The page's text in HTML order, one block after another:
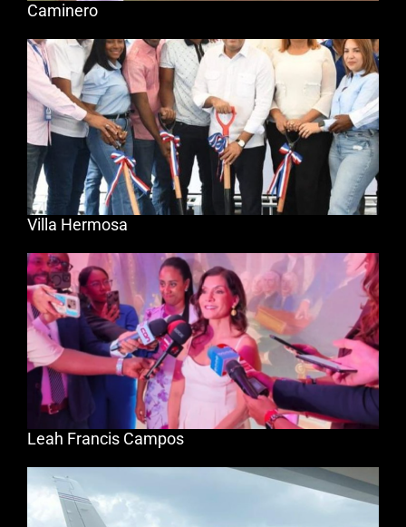
Caminero
Villa Hermosa
Leah Francis Campos